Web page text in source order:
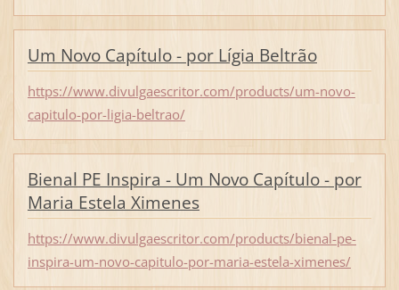
Um Novo Capítulo - por Lígia Beltrão
https://www.divulgaescritor.com/products/um-novo-
capitulo-por-ligia-beltrao/
Bienal PE Inspira - Um Novo Capítulo - por
Maria Estela Ximenes
https://www.divulgaescritor.com/products/bienal-pe-
inspira-um-novo-capitulo-por-maria-estela-ximenes/